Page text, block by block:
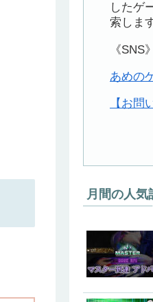
したゲ
索しま
《SNS》
あめの
【お問
月間の人気